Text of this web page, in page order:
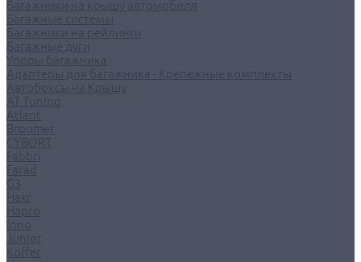
Багажники на крышу автомобиля
Багажные системы
Багажники на рейлинги
Багажные дуги
Упоры багажника
Адаптеры для багажника - Крепежные комплекты
Автобоксы на Крышу
AT Tuning
Atlant
Broomer
CYBORT
Fabbri
Farad
G3
Hakr
Hapro
Inno
Junior
Koffer